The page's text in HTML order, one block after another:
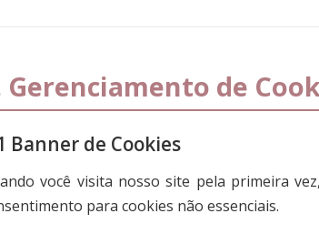
Gerenciamento de
Banner de Cookies
você visita nosso site pela primeira
para cookies não essenciais.